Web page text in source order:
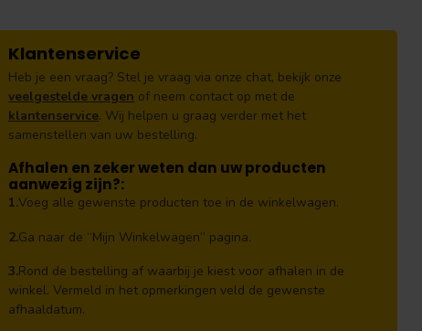
Klantenservice
Heb je een vraag? Stel je vraag via onze chat, bekijk onze
veelgestelde vragen of neem contact op met de
klantenservice. Wij helpen u graag verder met het
samenstellen van uw bestelling.
Afhalen en zeker weten dan uw producten
aanwezig zijn?:
1.Voeg alle gewenste producten toe in de winkelwagen.
2.Ga naar de “Mijn Winkelwagen” pagina.
3.Rond de bestelling af waarbij je kiest voor afhalen in de
winkel. Vermeld in het opmerkingen veld de gewenste
afhaaldatum.